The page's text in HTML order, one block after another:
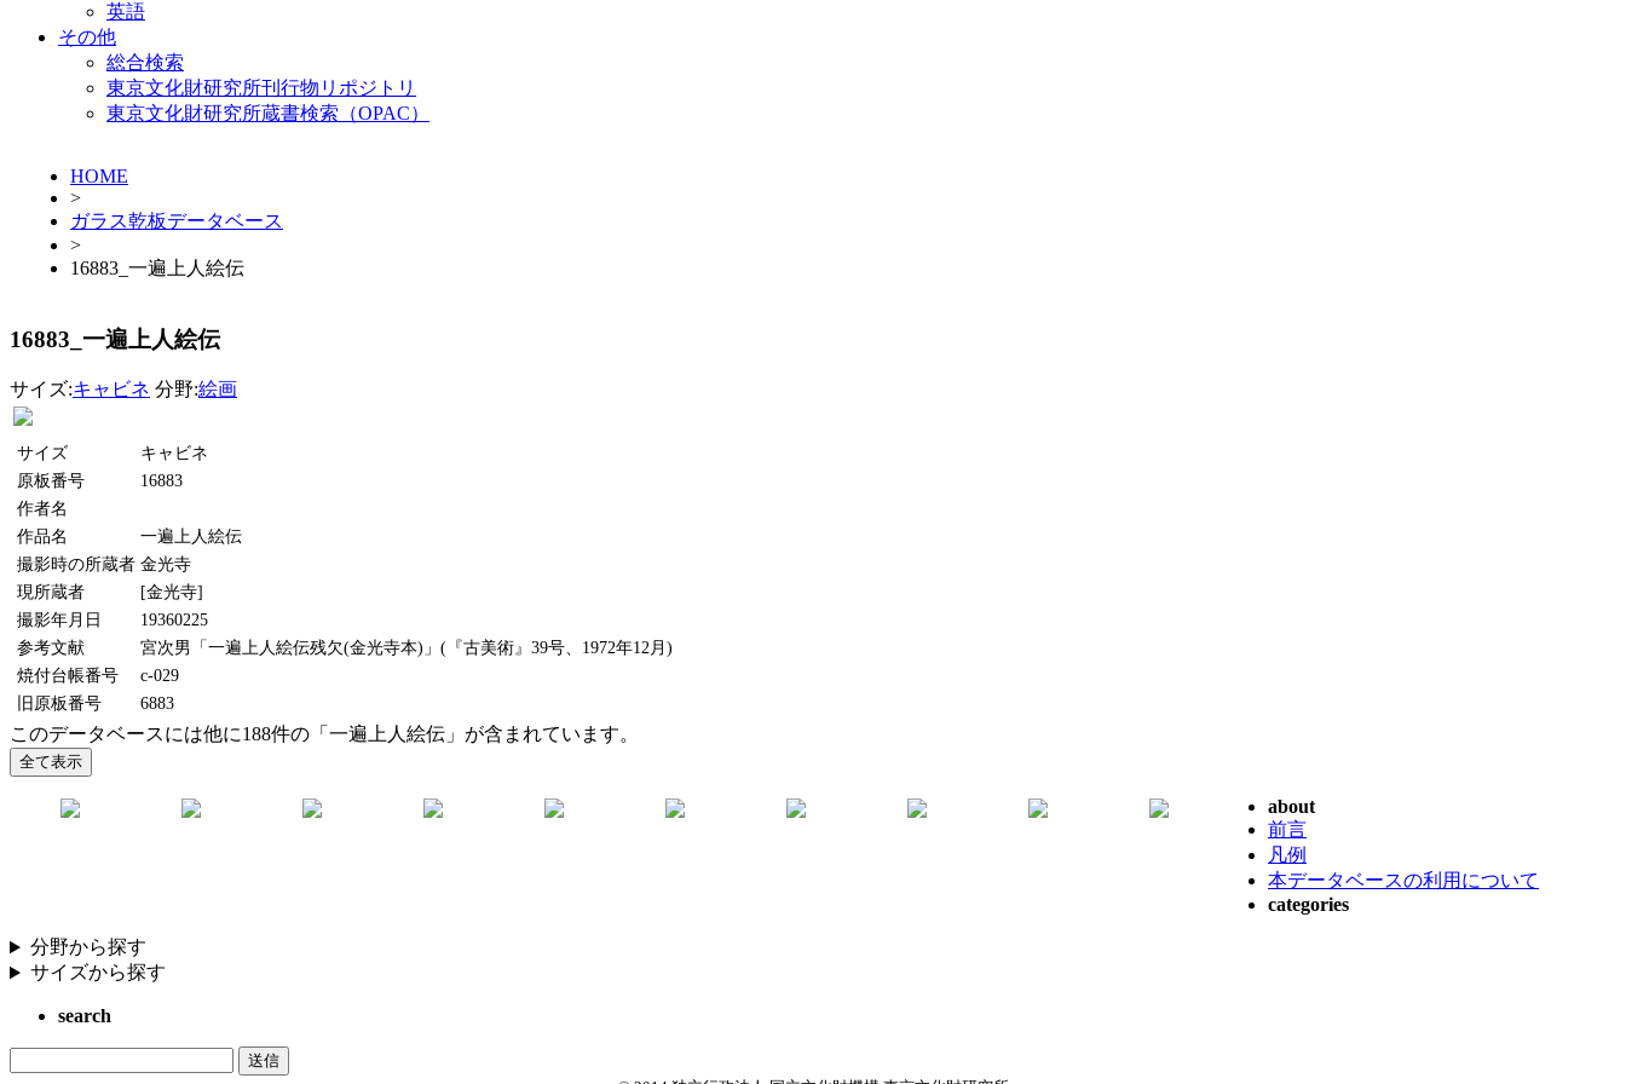
英語
その他
総合検索
東京文化財研究所刊行物リポジトリ
東京文化財研究所蔵書検索（OPAC）
HOME
>
ガラス乾板データベース
>
16883_一遍上人絵伝
16883_一遍上人絵伝
サイズ:キャビネ 分野:絵画
サイズ
キャビネ
原板番号
16883
作者名
作品名
一遍上人絵伝
撮影時の所蔵者 金光寺
現所蔵者
[金光寺]
撮影年月日
19360225
参考文献
宮次男「一遍上人絵伝残欠(金光寺本)」(『古美術』39号、1972年12月)
焼付台帳番号
c-029
旧原板番号
6883
このデータベースには他に188件の「一遍上人絵伝」が含まれています。
about
前言
凡例
本データベースの利用について
categories
分野から探す
サイズから探す
search